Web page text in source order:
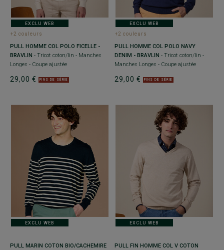
EXCLU WEB
+2 couleurs
PULL HOMME COL POLO FICELLE -
BRAVLIN - Tricot coton/lin - Manches
Longes - Coupe ajustée
29,00 € FINS DE SÉRIE
EXCLU WEB
+2 couleurs
PULL HOMME COL POLO NAVY
DENIM - BRAVLIN - Tricot coton/lin -
Manches Longes - Coupe ajustée
29,00 € FINS DE SÉRIE
EXCLU WEB
PULL MARIN COTON BIO/CACHEMIRE
EXCLU WEB
PULL FIN HOMME COL V COTON